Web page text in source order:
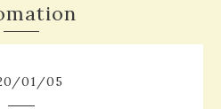
/01/05